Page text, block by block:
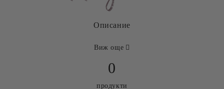
Описание
Виж още
0
продукти